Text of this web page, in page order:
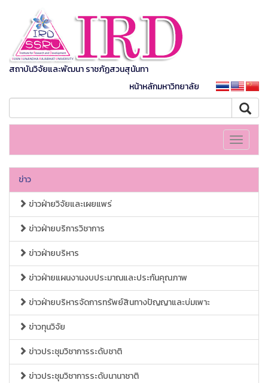
สถาบันวิจัยและพัฒนา ราชภัฏสวนสุนันทา
หน้าหลักมหาวิทยาลัย
Toggle
ข่าว
ข่าวฝ่ายวิจัยและเผยแพร่
ข่าวฝ่ายบริการวิชาการ
ข่าวฝ่ายบริหาร
ข่าวฝ่ายแผนงานงบประมาณและประกันคุณภาพ
ข่าวฝ่ายบริหารจัดการทรัพย์สินทางปัญญาและบ่มเพาะ
ข่าวทุนวิจัย
ข่าวประชุมวิชาการระดับชาติ
ข่าวประชุมวิชาการระดับนานาชาติ